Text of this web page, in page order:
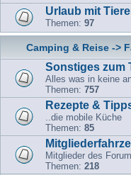
Urlaub mit
Themen: 97
Camping & Reise ->
Sonstiges zum
Alles was in keine
Themen: 757
Rezepte &
..die mobile Küche
Themen: 85
Mitglieder des
Themen: 218